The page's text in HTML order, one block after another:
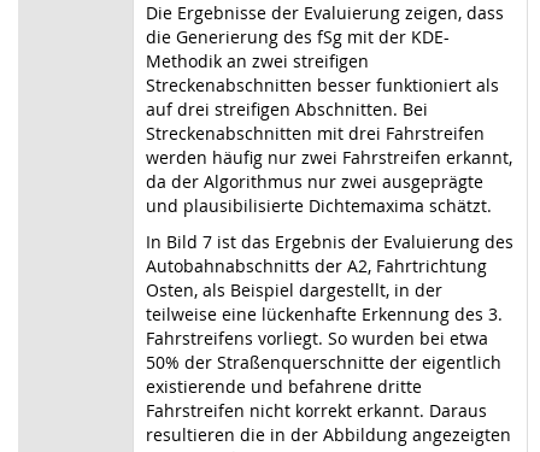
Die Ergebnisse der Evaluierung zeigen, dass
die Generierung des fSg mit der KDE-
Methodik an zwei streifigen
Streckenabschnitten besser funktioniert als
auf drei streifigen Abschnitten. Bei
Streckenabschnitten mit drei Fahrstreifen
werden häufig nur zwei Fahrstreifen erkannt,
da der Algorithmus nur zwei ausgeprägte
und plausibilisierte Dichtemaxima schätzt.
In Bild 7 ist das Ergebnis der Evaluierung des
Autobahnabschnitts der A2, Fahrtrichtung
Osten, als Beispiel dargestellt, in der
teilweise eine lückenhafte Erkennung des 3.
Fahrstreifens vorliegt. So wurden bei etwa
50% der Straßenquerschnitte der eigentlich
existierende und befahrene dritte
Fahrstreifen nicht korrekt erkannt. Daraus
resultieren die in der Abbildung angezeigten